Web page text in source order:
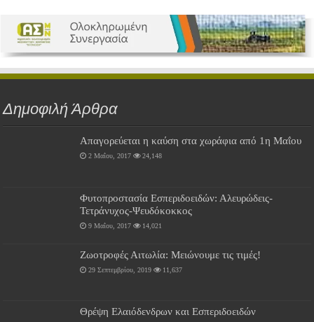
Δημοφιλή Άρθρα
Απαγορεύεται η καύση στα χωράφια από 1η Μαΐου
2 Μαΐου, 2017 24,148
Φυτοπροστασία Εσπεριδοειδών: Αλευρώδεις-
Τετράνυχος-Ψευδόκοκκος
9 Μαΐου, 2017 14,021
Ζωοτροφές Αιτωλία: Μειώνουμε τις τιμές!
29 Σεπτεμβρίου, 2019 11,637
Θρέψη Ελαιόδενδρων και Εσπεριδοειδών